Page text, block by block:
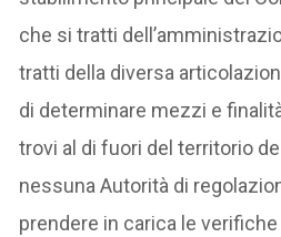
che si tratti
tratti della diversa
di determinare mezzi e
trovi al di fuori del territorio
nessuna Autorità di
prendere in carica le